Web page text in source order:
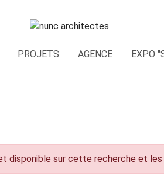
PROJETS AGENCE EXPO
disponible sur cette recherche et